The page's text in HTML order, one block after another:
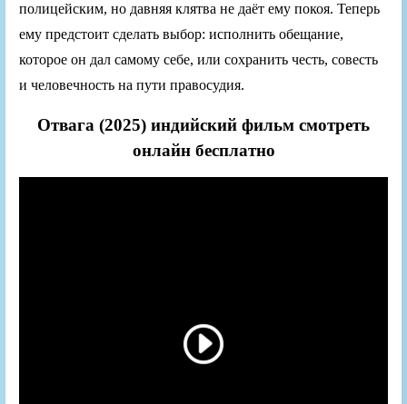
полицейским, но давняя клятва не даёт ему покоя. Теперь
ему предстоит сделать выбор: исполнить обещание,
которое он дал самому себе, или сохранить честь, совесть
и человечность на пути правосудия.
Отвага (2025) индийский фильм смотреть
онлайн бесплатно